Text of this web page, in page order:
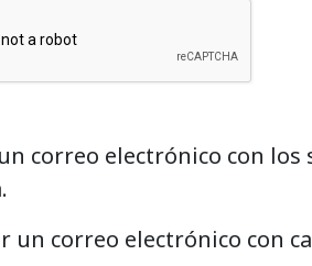
correo electrónico con
un correo electrónico con